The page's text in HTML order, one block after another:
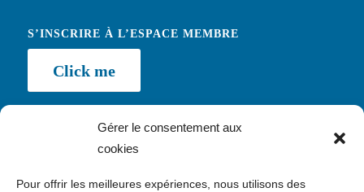
Gérer le consentement aux
cookies
Pour offrir les meilleures expériences, nous utilisons des
S’INSCRIRE À L’ESPACE MEMBRE
Click me